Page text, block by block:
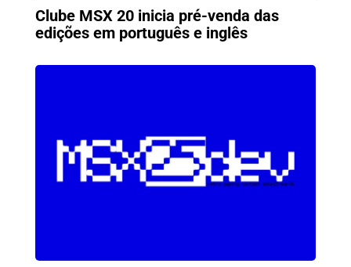
Clube MSX 20 inicia pré-venda das
edições em português e inglês